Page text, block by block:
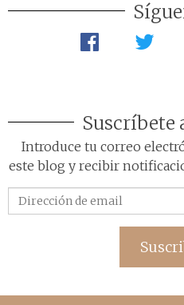
Suscríbete
Introduce tu correo
este blog y recibir